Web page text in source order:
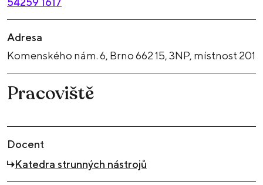
Adresa
Komenského nám. 6, Brno 662 15, 3NP, místnost 201
Pracoviště
Docent
Katedra strunných nástrojů